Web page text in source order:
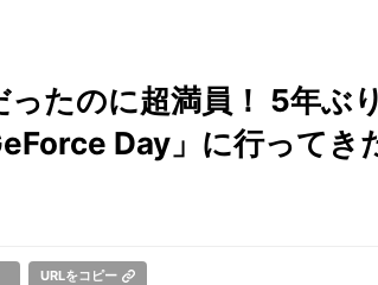
ったのに超満員！ 5年ぶ
Day」に行ってき
URLをコピー